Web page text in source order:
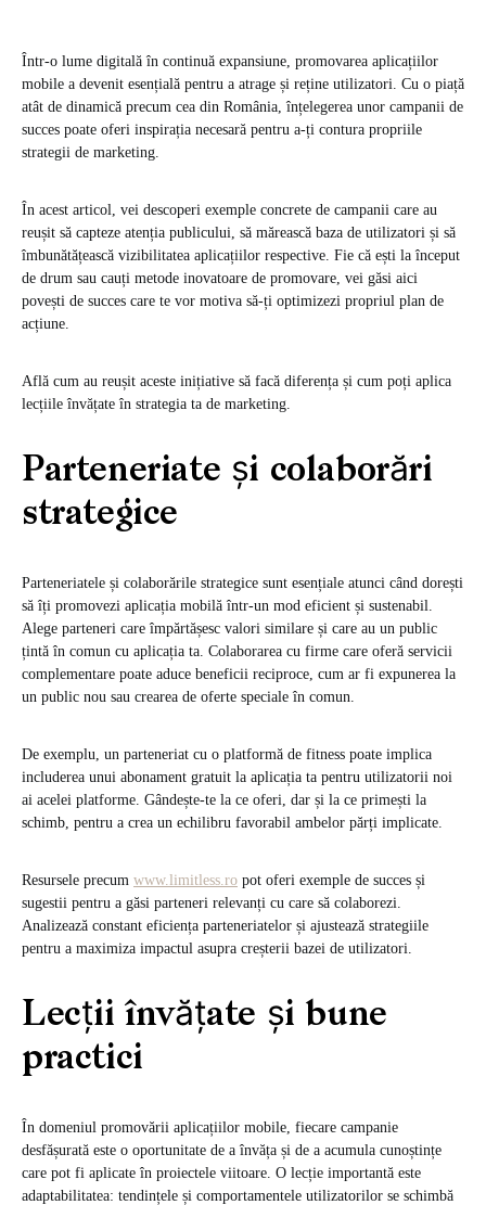
Într-o lume digitală în continuă expansiune, promovarea aplicațiilor
mobile a devenit esențială pentru a atrage și reține utilizatori. Cu o piață
atât de dinamică precum cea din România, înțelegerea unor campanii de
succes poate oferi inspirația necesară pentru a-ți contura propriile
strategii de marketing.
În acest articol, vei descoperi exemple concrete de campanii care au
reușit să capteze atenția publicului, să mărească baza de utilizatori și să
îmbunătățească vizibilitatea aplicațiilor respective. Fie că ești la început
de drum sau cauți metode inovatoare de promovare, vei găsi aici
povești de succes care te vor motiva să-ți optimizezi propriul plan de
acțiune.
Află cum au reușit aceste inițiative să facă diferența și cum poți aplica
lecțiile învățate în strategia ta de marketing.
Parteneriate și colaborări
strategice
Parteneriatele și colaborările strategice sunt esențiale atunci când dorești
să îți promovezi aplicația mobilă într-un mod eficient și sustenabil.
Alege parteneri care împărtășesc valori similare și care au un public
țintă în comun cu aplicația ta. Colaborarea cu firme care oferă servicii
complementare poate aduce beneficii reciproce, cum ar fi expunerea la
un public nou sau crearea de oferte speciale în comun.
De exemplu, un parteneriat cu o platformă de fitness poate implica
includerea unui abonament gratuit la aplicația ta pentru utilizatorii noi
ai acelei platforme. Gândește-te la ce oferi, dar și la ce primești la
schimb, pentru a crea un echilibru favorabil ambelor părți implicate.
Resursele precum www.limitless.ro pot oferi exemple de succes și
sugestii pentru a găsi parteneri relevanți cu care să colaborezi.
Analizează constant eficiența parteneriatelor și ajustează strategiile
pentru a maximiza impactul asupra creșterii bazei de utilizatori.
Lecții învățate și bune
practici
În domeniul promovării aplicațiilor mobile, fiecare campanie
desfășurată este o oportunitate de a învăța și de a acumula cunoștințe
care pot fi aplicate în proiectele viitoare. O lecție importantă este
adaptabilitatea: tendințele și comportamentele utilizatorilor se schimbă